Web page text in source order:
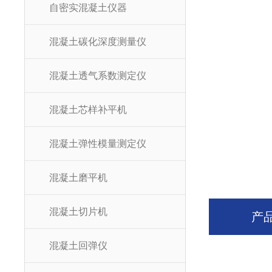
自密实混凝土仪器
混凝土碳化深度测量仪
混凝土透气系数测定仪
混凝土芯样补平机
混凝土弹性模量测定仪
混凝土磨平机
混凝土切片机
混凝土回弹仪
产